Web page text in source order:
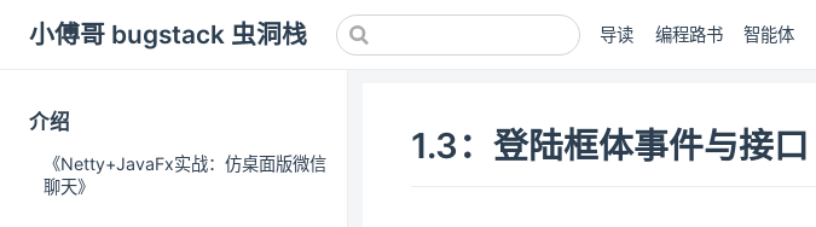
小傅哥 bugstack 虫洞栈 导读 编程路书 智能体
介绍
《Netty+JavaFx实战：仿桌面版微信
聊天》
1.3：登陆框体事件与接口